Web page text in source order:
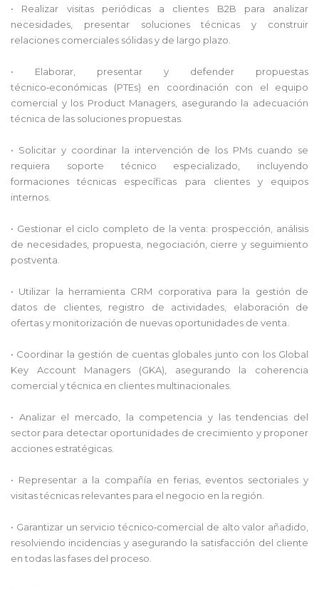
• Realizar visitas periódicas a clientes B2B para analizar
necesidades, presentar soluciones técnicas y construir
relaciones comerciales sólidas y de largo plazo.
• Elaborar, presentar y defender propuestas
técnico‑económicas (PTEs) en coordinación con el equipo
comercial y los Product Managers, asegurando la adecuación
técnica de las soluciones propuestas.
• Solicitar y coordinar la intervención de los PMs cuando se
requiera soporte técnico especializado, incluyendo
formaciones técnicas específicas para clientes y equipos
internos.
• Gestionar el ciclo completo de la venta: prospección, análisis
de necesidades, propuesta, negociación, cierre y seguimiento
postventa.
• Utilizar la herramienta CRM corporativa para la gestión de
datos de clientes, registro de actividades, elaboración de
ofertas y monitorización de nuevas oportunidades de venta.
• Coordinar la gestión de cuentas globales junto con los Global
Key Account Managers (GKA), asegurando la coherencia
comercial y técnica en clientes multinacionales.
• Analizar el mercado, la competencia y las tendencias del
sector para detectar oportunidades de crecimiento y proponer
acciones estratégicas.
• Representar a la compañía en ferias, eventos sectoriales y
visitas técnicas relevantes para el negocio en la región.
• Garantizar un servicio técnico‑comercial de alto valor añadido,
resolviendo incidencias y asegurando la satisfacción del cliente
en todas las fases del proceso.